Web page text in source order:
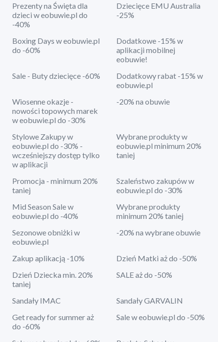
Prezenty na Święta dla
dzieci w eobuwie.pl do
-40%
Dziecięce EMU Australia
-25%
Boxing Days w eobuwie.pl
do -60%
Dodatkowe -15% w
aplikacji mobilnej
eobuwie!
Sale - Buty dziecięce -60%
Dodatkowy rabat -15% w
eobuwie.pl
Wiosenne okazje -
nowości topowych marek
w eobuwie.pl do -30%
-20% na obuwie
Stylowe Zakupy w
eobuwie.pl do -30% -
wcześniejszy dostęp tylko
w aplikacji
Wybrane produkty w
eobuwie.pl minimum 20%
taniej
Promocja - minimum 20%
taniej
Szaleństwo zakupów w
eobuwie.pl do -30%
Mid Season Sale w
eobuwie.pl do -40%
Wybrane produkty
minimum 20% taniej
Sezonowe obniżki w
eobuwie.pl
-20% na wybrane obuwie
Zakup aplikacją -10%
Dzień Matki aż do -50%
Dzień Dziecka min. 20%
taniej
SALE aż do -50%
Sandały IMAC
Sandały GARVALIN
Get ready for summer aż
do -60%
Sale w eobuwie.pl do -50%